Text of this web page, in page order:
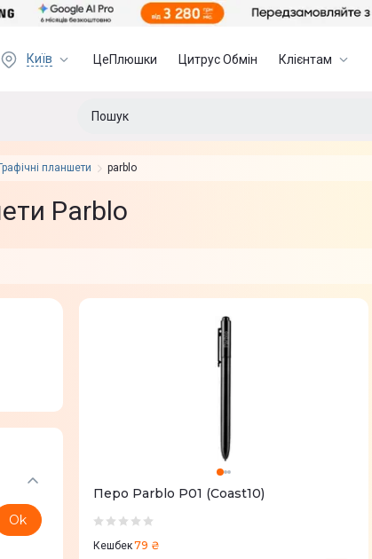
Київ ЦеПлюшки Цитрус Обмін Клієнтам
Графічні планшети parblo
Parblo
Ok
Перо Parblo P01 (Coast10)
Кешбек79 ₴